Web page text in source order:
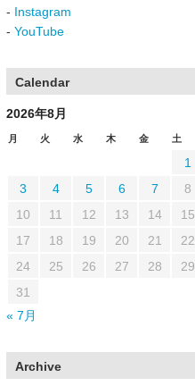
- Instagram
- YouTube
Calendar
2026年8月
月 火 水 木 金 土
1
3
4 5 6 7 8
10
11 12 13 14 15
17
18 19 20 21 22
24
25 26 27 28 29
31
« 7月
Archive